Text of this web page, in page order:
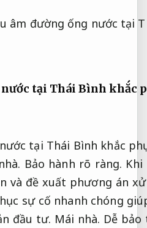
nước tại Thái Bình khắc
tại Thái Bình khắc
Bảo hành rõ ràng.
và đề xuất phương án
sự cố nhanh chóng
đầu tư. Mái nhà. Dễ